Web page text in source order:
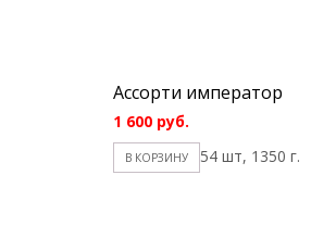
Ассорти император
1 600 руб.
В КОРЗИНУ 54 шт, 1350 г.